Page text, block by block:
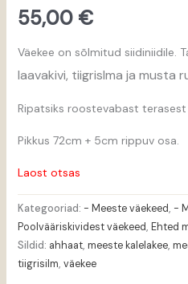
55,00 €
Väekee on sõlmitud siidiniidile.
laavakivi, tiigrislma ja musta
Ripatsiks roostevabast
Pikkus 72cm + 5cm rippuv osa.
Laost otsas
Kategooriad: - Meeste väekeed, -
Poolvääriskividest väekeed, Ehted
Sildid: ahhaat, meeste kalelakee,
tiigrisilm, väekee